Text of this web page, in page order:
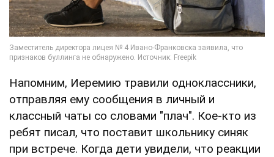
Напомним, Иеремию травили одноклассники,
отправляя ему сообщения в личный и
классный чаты со словами "плач". Кое-кто из
ребят писал, что поставит школьнику синяк
при встрече. Когда дети увидели, что реакции